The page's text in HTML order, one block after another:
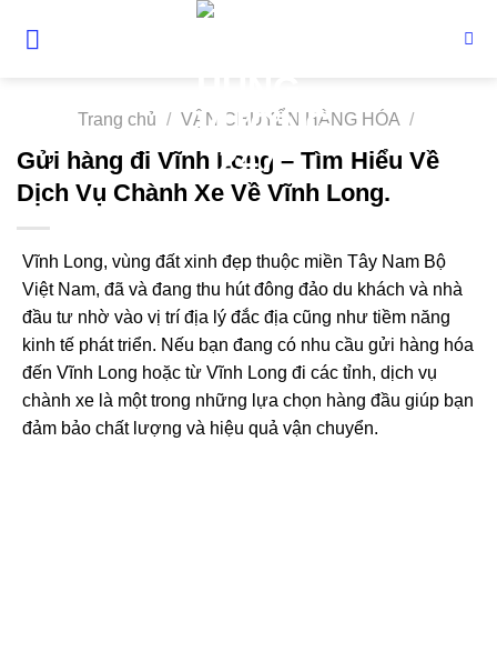
Trang chủ / VẬN CHUYỂN HÀNG HÓA /
Gửi hàng đi Vĩnh Long – Tìm Hiểu Về
Dịch Vụ Chành Xe Về Vĩnh Long.
Vĩnh Long, vùng đất xinh đẹp thuộc miền Tây Nam Bộ
Việt Nam, đã và đang thu hút đông đảo du khách và nhà
đầu tư nhờ vào vị trí địa lý đắc địa cũng như tiềm năng
kinh tế phát triển. Nếu bạn đang có nhu cầu gửi hàng hóa
đến Vĩnh Long hoặc từ Vĩnh Long đi các tỉnh, dịch vụ
chành xe là một trong những lựa chọn hàng đầu giúp bạn
đảm bảo chất lượng và hiệu quả vận chuyển.